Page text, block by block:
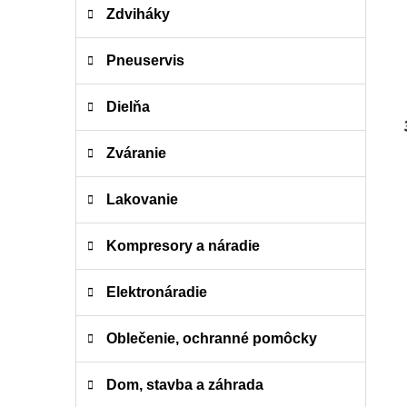
n Zdviháky
Pneuservis
Dielňa
Zváranie
Lakovanie
Kompresory a náradie
Elektronáradie
Oblečenie, ochranné pomôcky
Dom, stavba a záhrada